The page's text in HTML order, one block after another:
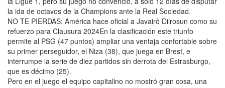
la ida de octavos de la Champions ante la Real Sociedad.
NO TE PIERDAS: América hace oficial a Javairô Dilrosun como su
refuerzo para Clausura 2024En la clasificación este triunfo
permite al PSG (47 puntos) ampliar una ventaja confortable sobre
su primer perseguidor, el Niza (38), que juega en Brest, e
interrumpe la serie de diez partidos sin derrota del Estrasburgo,
que es décimo (25).
Pero en el juego el equipo capitalino no mostró gran cosa, una